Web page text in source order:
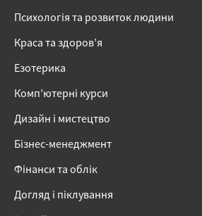
Психологія та розвиток людини
Краса та здоров’я
Езотерика
Комп’ютерні курси
Дизайн і мистецтво
Бізнес-менеджмент
Фінанси та облік
Догляд і піклування